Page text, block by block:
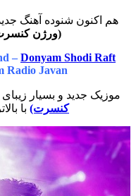
شنوده آهنگ جدید “ پازل بند”
(ورژن کنسرت)” از
Puzzle Band –Donyam
From Radio Javan
و بسیار زیبایپازل بند
با بالاترین